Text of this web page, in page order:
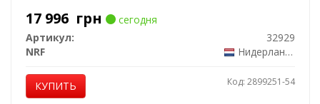
17 996 грн
сегодня
Артикул:
32929
NRF
Нидерланды
КУПИТЬ Код: 2899251-54